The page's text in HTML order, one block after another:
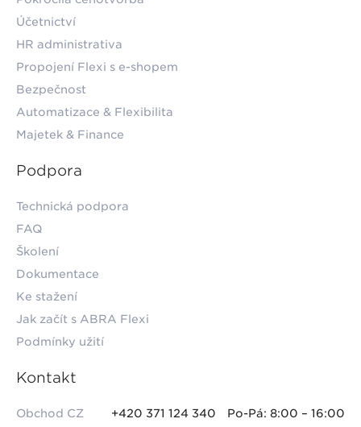
Účetnictví
HR administrativa
Propojení Flexi s e-shopem
Bezpečnost
Automatizace & Flexibilita
Majetek & Finance
Podpora
Technická podpora
FAQ
Školení
Dokumentace
Ke stažení
Jak začít s ABRA Flexi
Podmínky užití
Kontakt
Obchod CZ +420 371 124 340 Po-Pá: 8:00 – 16:00